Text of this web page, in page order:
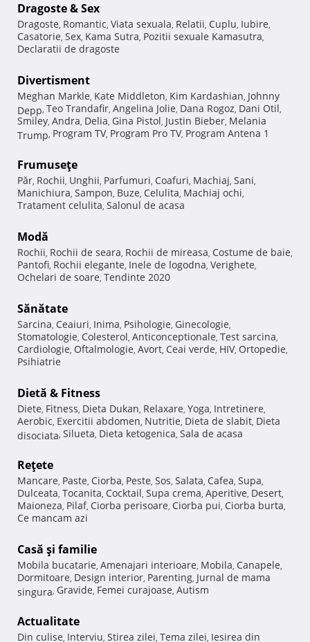
Dragoste & Sex
Dragoste, Romantic, Viata sexuala, Relatii, Cuplu, Iubire,
Casatorie, Sex, Kama Sutra, Pozitii sexuale Kamasutra,
Declaratii de dragoste
Divertisment
Meghan Markle, Kate Middleton, Kim Kardashian, Johnny
Depp, Teo Trandafir, Angelina Jolie, Dana Rogoz, Dani Otil,
Smiley, Andra, Delia, Gina Pistol, Justin Bieber, Melania
Trump, Program TV, Program Pro TV, Program Antena 1
Frumuseţe
Păr, Rochii, Unghii, Parfumuri, Coafuri, Machiaj, Sani,
Manichiura, Sampon, Buze, Celulita, Machiaj ochi,
Tratament celulita, Salonul de acasa
Modă
Rochii, Rochii de seara, Rochii de mireasa, Costume de baie,
Pantofi, Rochii elegante, Inele de logodna, Verighete,
Ochelari de soare, Tendinte 2020
Sănătate
Sarcina, Ceaiuri, Inima, Psihologie, Ginecologie,
Stomatologie, Colesterol, Anticonceptionale, Test sarcina,
Cardiologie, Oftalmologie, Avort, Ceai verde, HIV, Ortopedie,
Psihiatrie
Dietă & Fitness
Diete, Fitness, Dieta Dukan, Relaxare, Yoga, Intretinere,
Aerobic, Exercitii abdomen, Nutritie, Dieta de slabit, Dieta
disociata, Silueta, Dieta ketogenica, Sala de acasa
Reţete
Mancare, Paste, Ciorba, Peste, Sos, Salata, Cafea, Supa,
Dulceata, Tocanita, Cocktail, Supa crema, Aperitive, Desert,
Maioneza, Pilaf, Ciorba perisoare, Ciorba pui, Ciorba burta,
Ce mancam azi
Casă şi familie
Mobila bucatarie, Amenajari interioare, Mobila, Canapele,
Dormitoare, Design interior, Parenting, Jurnal de mama
singura, Gravide, Femei curajoase, Autism
Actualitate
Din culise, Interviu, Stirea zilei, Tema zilei, Iesirea din